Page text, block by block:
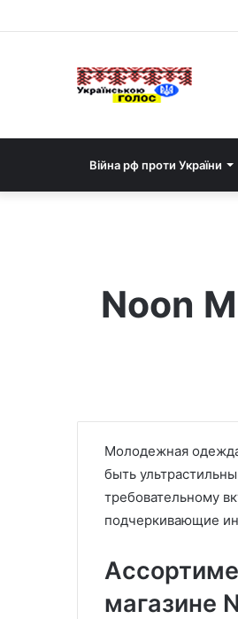
Війна рф проти України
Noon
Молодежная
быть
требовательному
подчеркивающие
магазине